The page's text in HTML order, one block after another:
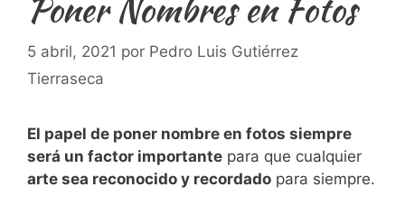
5 abril, 2021 por Pedro Luis Gutiérrez
Tierraseca
El papel de poner nombre en fotos siempre
será un factor importante para que cualquier
arte sea reconocido y recordado para siempre.